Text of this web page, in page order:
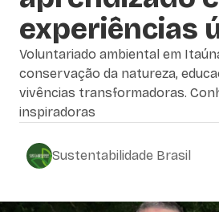
experiências
Voluntariado ambiental em
conservação da natureza,
vivências transformadoras.
inspiradoras
Sustentabilidade Brasil